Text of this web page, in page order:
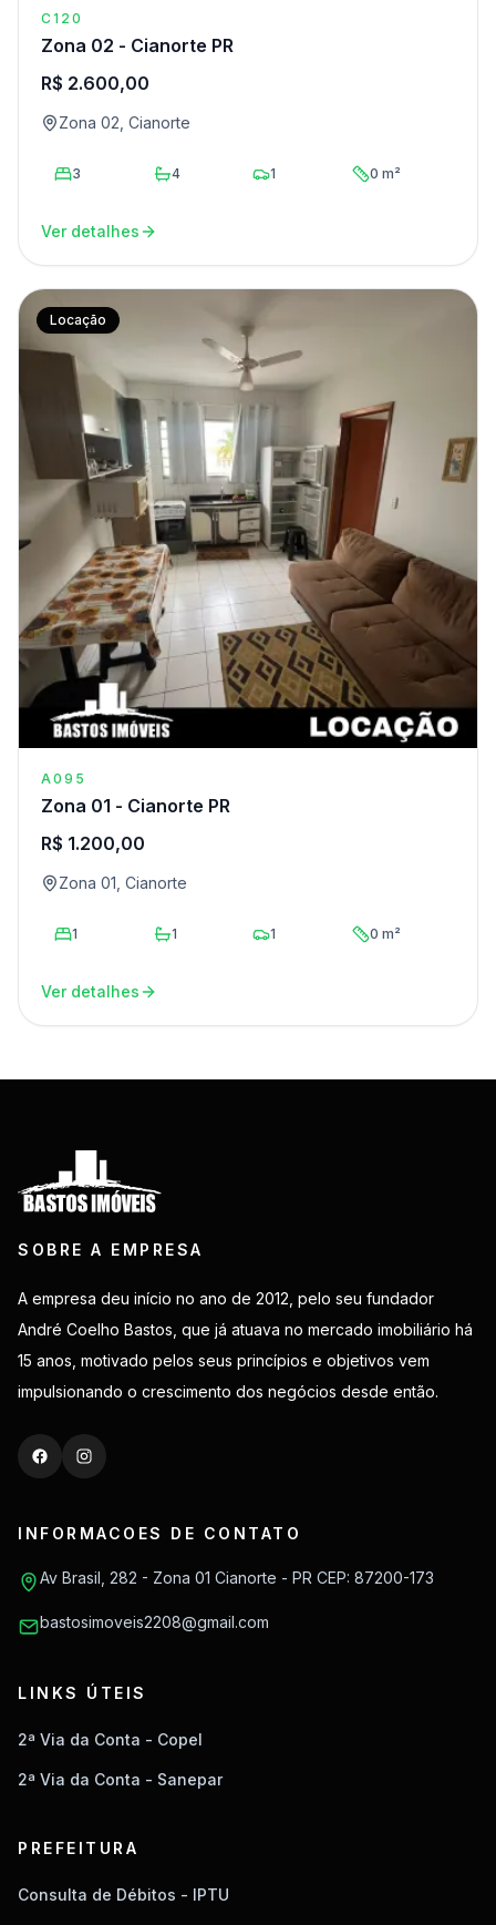
C120
Zona 02 - Cianorte PR
R$ 2.600,00
Zona 02, Cianorte
3 4 1 0 m²
Ver detalhes
Locação
A095
Zona 01 - Cianorte PR
R$ 1.200,00
Zona 01, Cianorte
1 1 1 0 m²
Ver detalhes
SOBRE A EMPRESA
A empresa deu início no ano de 2012, pelo seu fundador
André Coelho Bastos, que já atuava no mercado imobiliário há
15 anos, motivado pelos seus princípios e objetivos vem
impulsionando o crescimento dos negócios desde então.
INFORMACOES DE CONTATO
Av Brasil, 282 - Zona 01 Cianorte - PR CEP: 87200-173
bastosimoveis2208@gmail.com
LINKS ÚTEIS
2ª Via da Conta - Copel
2ª Via da Conta - Sanepar
PREFEITURA
Consulta de Débitos - IPTU